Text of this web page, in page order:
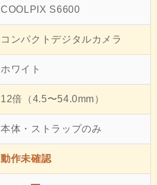
COOLPIX S6600
コンパクトデジタルカメラ
ホワイト
12倍（4.5〜54.0mm）
本体・ストラップのみ
動作未確認